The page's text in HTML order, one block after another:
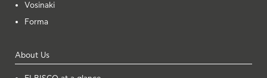
Vosinaki
Forma
About Us